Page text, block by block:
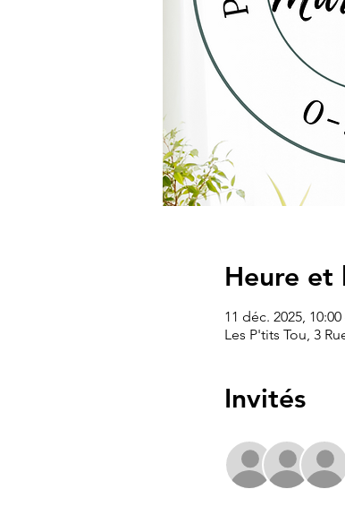
Heure et
11 déc. 2025, 10:00
Les P'tits Tou, 3
Invités